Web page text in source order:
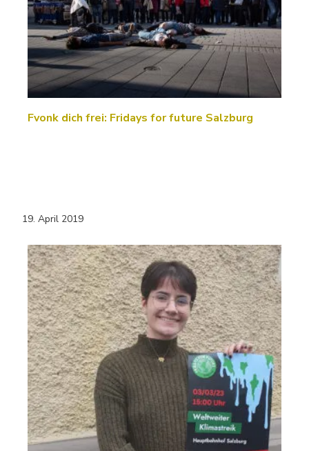
Fvonk dich frei: Fridays for future Salzburg
19. April 2019